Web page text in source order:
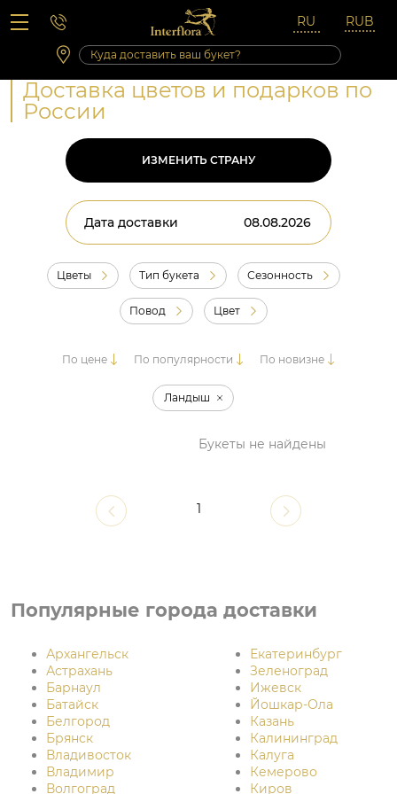
Вопросы-ответы
Сб 10:00 ‐ 14:00
Выходные и праздничные дни
Доставка цветов и подарков по
России
ИЗМЕНИТЬ СТРАНУ
Дата доставки
Цветы Тип букета Сезонность
Повод Цвет
По цене По популярности По новизне
Ландыш
Букеты не найдены
1
Популярные города доставки
Архангельск
Астрахань
Барнаул
Батайск
Белгород
Брянск
Владивосток
Владимир
Волгоград
Екатеринбург
Зеленоград
Ижевск
Йошкар-Ола
Казань
Калининград
Калуга
Кемерово
Киров